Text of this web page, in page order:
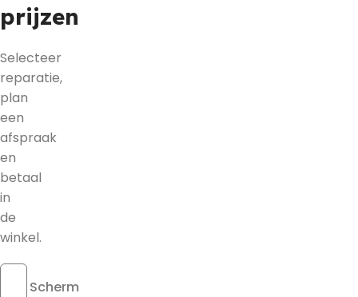
prijzen
Selecteer
reparatie,
plan
een
afspraak
en
betaal
in
de
winkel.
Scherm